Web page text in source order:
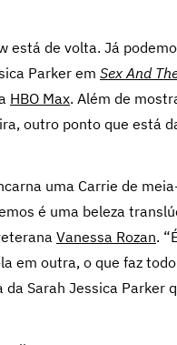
está de volta. Já
Parker em Sex And
HBO Max. Além de
outro ponto que está
uma Carrie de
é uma beleza
Vanessa Rozan.
em outra, o que faz
Sarah Jessica Parker